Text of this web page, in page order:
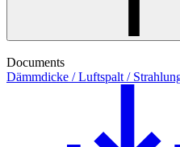
Documents
Dämmdicke / Luftspalt /